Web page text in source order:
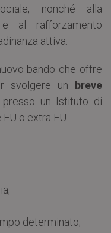
nonché alla
e al rafforzamento
attiva.
bando che offre
svolgere un
breve
presso un Istituto di
o extra EU.
determinato;